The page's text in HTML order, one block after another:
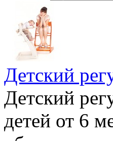
Детский
Детский
детей от 6